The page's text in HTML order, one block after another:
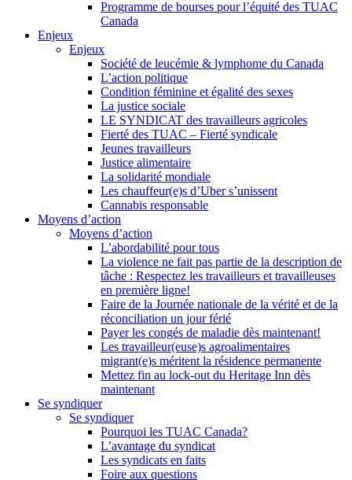
Programme de bourses pour l’équité des TUAC
Canada
Enjeux
Enjeux
Société de leucémie & lymphome du Canada
L’action politique
Condition féminine et égalité des sexes
La justice sociale
LE SYNDICAT des travailleurs agricoles
Fierté des TUAC – Fierté syndicale
Jeunes travailleurs
Justice alimentaire
La solidarité mondiale
Les chauffeur(e)s d’Uber s’unissent
Cannabis responsable
Moyens d’action
Moyens d’action
L’abordabilité pour tous
La violence ne fait pas partie de la description de
tâche : Respectez les travailleurs et travailleuses
en première ligne!
Faire de la Journée nationale de la vérité et de la
réconciliation un jour férié
Payer les congés de maladie dès maintenant!
Les travailleur(euse)s agroalimentaires
migrant(e)s méritent la résidence permanente
Mettez fin au lock-out du Heritage Inn dès
maintenant
Se syndiquer
Se syndiquer
Pourquoi les TUAC Canada?
L’avantage du syndicat
Les syndicats en faits
Foire aux questions